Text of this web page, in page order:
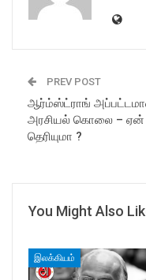
PREV POST
ஆர்ம்ஸ்ட்ராங்
அரசியல் கொலை – ஏன்
தெரியுமா ?
You Might Also
இலக்கியம்